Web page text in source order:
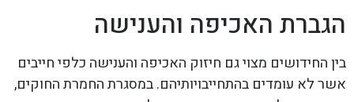
הגברת האכיפה והענישה
בין החידושים מצוי גם חיזוק האכיפה והענישה כלפי חייבים
אשר לא עומדים בהתחייבויותיהם. במסגרת החמרת החוקים,